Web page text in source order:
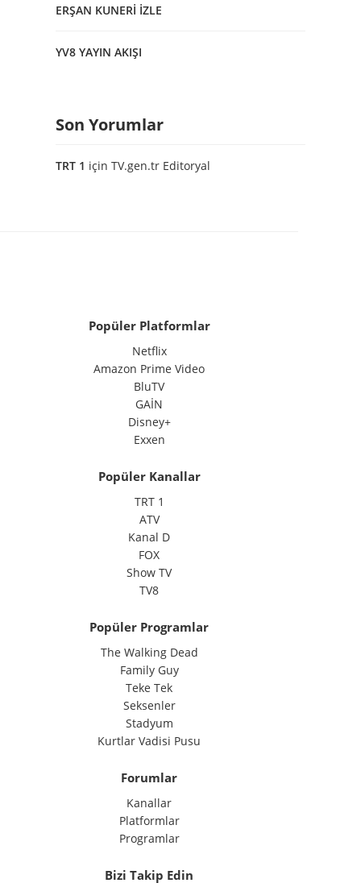
ERŞAN KUNERİ İZLE
YV8 YAYIN AKIŞI
Son Yorumlar
TRT 1 için TV.gen.tr Editoryal
Popüler Platformlar
Netflix
Amazon Prime Video
BluTV
GAİN
Disney+
Exxen
Popüler Kanallar
TRT 1
ATV
Kanal D
FOX
Show TV
TV8
Popüler Programlar
The Walking Dead
Family Guy
Teke Tek
Seksenler
Stadyum
Kurtlar Vadisi Pusu
Forumlar
Kanallar
Platformlar
Programlar
Bizi Takip Edin